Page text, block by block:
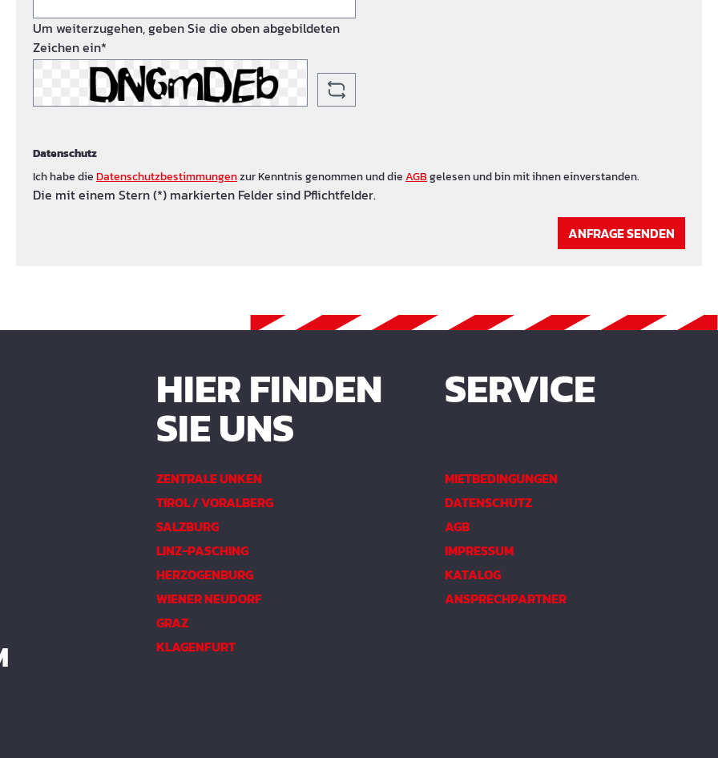
Um weiterzugehen, geben Sie die oben abgebildeten
Zeichen ein*
Datenschutz
Ich habe dieDatenschutzbestimmungenzur Kenntnis genommen und dieAGBgelesen und bin mit ihnen einverstanden.
Die mit einem Stern (*) markierten Felder sind Pflichtfelder.
ANFRAGE SENDEN
HIER FINDEN
SIE UNS
ZENTRALE UNKEN
TIROL / VORALBERG
SALZBURG
LINZ-PASCHING
HERZOGENBURG
WIENER NEUDORF
GRAZ
KLAGENFURT
SERVICE
MIETBEDINGUNGEN
DATENSCHUTZ
AGB
IMPRESSUM
KATALOG
ANSPRECHPARTNER